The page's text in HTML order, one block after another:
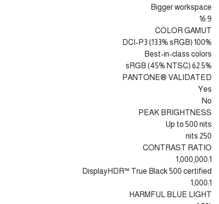
Bigger workspace
16:9
COLOR GAMUT
100% DCI-P3 (133% sRGB)
Best-in-class colors
62.5% sRGB (45% NTSC)
PANTONE® VALIDATED
Yes
No
PEAK BRIGHTNESS
Up to 500 nits
250 nits
CONTRAST RATIO
1,000,000:1
DisplayHDR™ True Black 500 certified
1,000:1
HARMFUL BLUE LIGHT